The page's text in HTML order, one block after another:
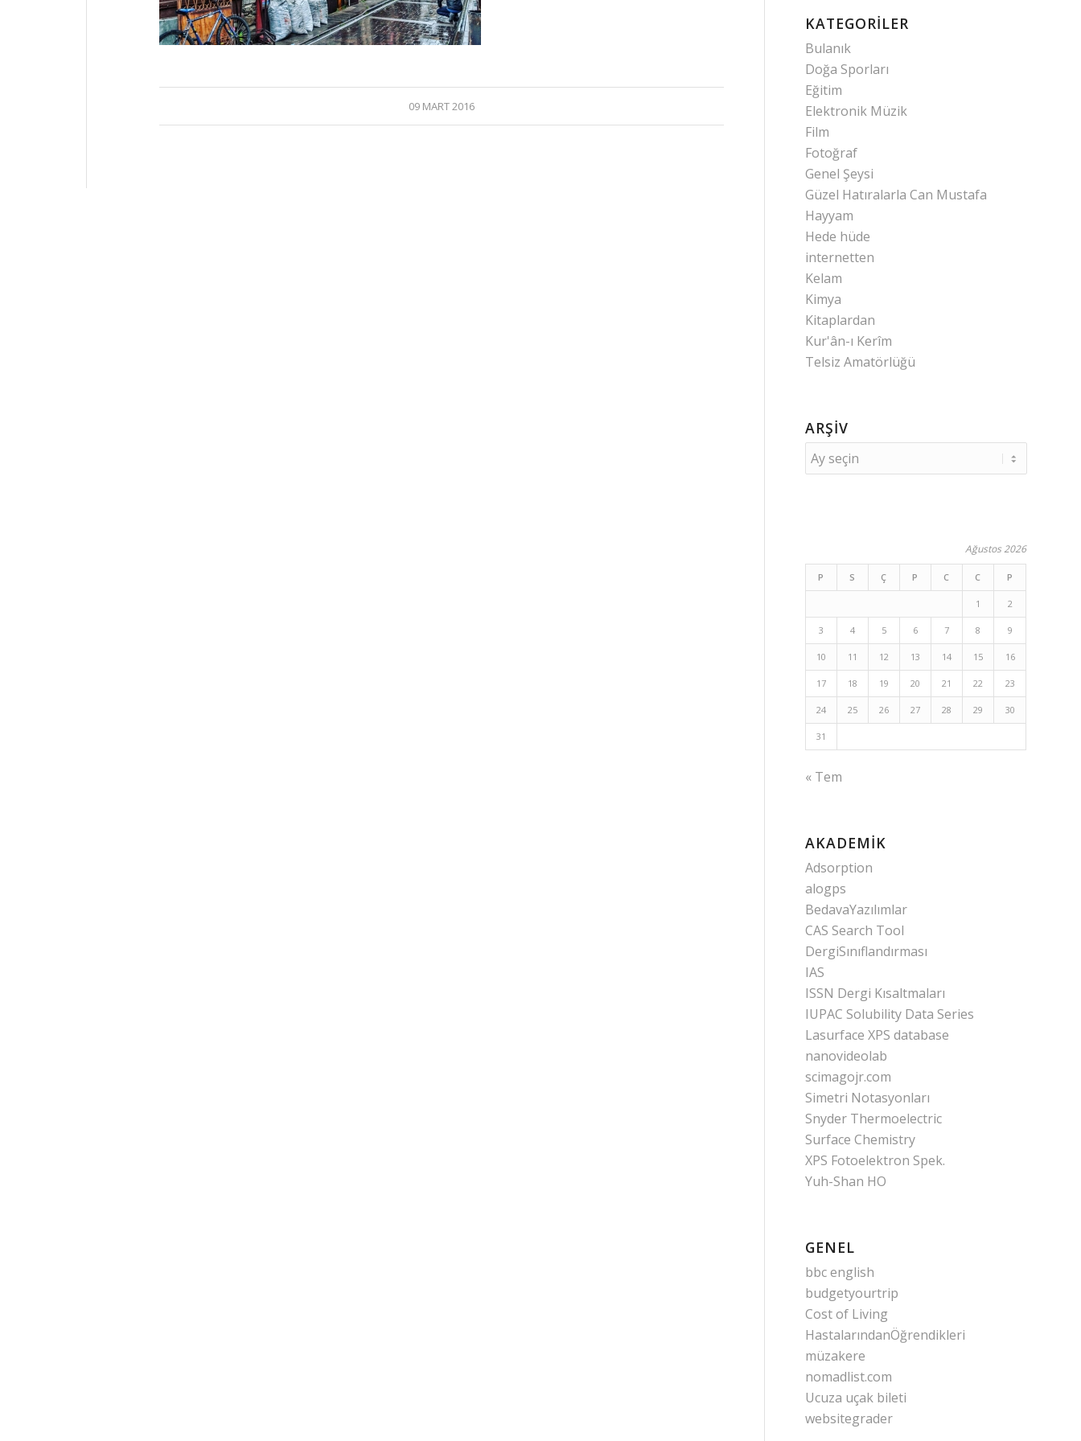
09 MART 2016
KATEGORILER
Bulanık
Doğa Sporları
Eğitim
Elektronik Müzik
Film
Fotoğraf
Genel Şeysi
Güzel Hatıralarla Can Mustafa
Hayyam
Hede hüde
internetten
Kelam
Kimya
Kitaplardan
Kur'ân-ı Kerîm
Telsiz Amatörlüğü
ARŞIV
Ağustos 2026
P S Ç P C C P
1 2
3 4 5 6 7 8 9
10 11 12 13 14 15 16
17 18 19 20 21 22 23
24 25 26 27 28 29 30
31
« Tem
AKADEMIK
Adsorption
alogps
BedavaYazılımlar
CAS Search Tool
DergiSınıflandırması
IAS
ISSN Dergi Kısaltmaları
IUPAC Solubility Data Series
Lasurface XPS database
nanovideolab
scimagojr.com
Simetri Notasyonları
Snyder Thermoelectric
Surface Chemistry
XPS Fotoelektron Spek.
Yuh-Shan HO
GENEL
bbc english
budgetyourtrip
Cost of Living
HastalarındanÖğrendikleri
müzakere
nomadlist.com
Ucuza uçak bileti
websitegrader